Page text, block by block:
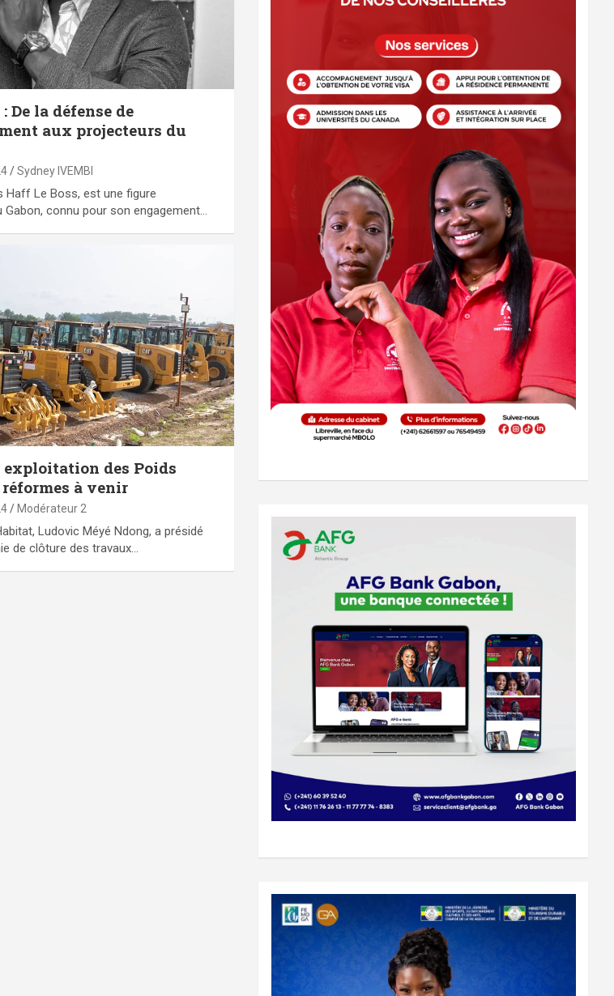
De la défense de
aux projecteurs du
Sydney IVEMBI
Haff Le Boss, est une figure
Gabon, connu pour son engagement…
exploitation des Poids
réformes à venir
Modérateur 2
Ludovic Méyé Ndong, a présidé
de clôture des travaux…